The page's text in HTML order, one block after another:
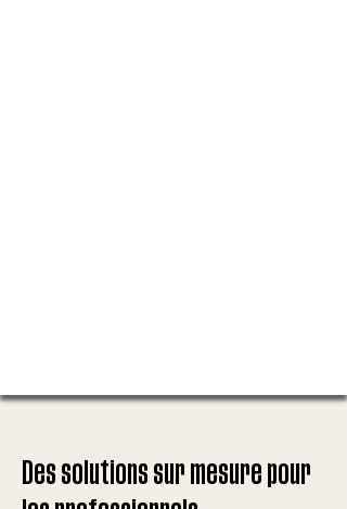
Des solutions sur mesure pour